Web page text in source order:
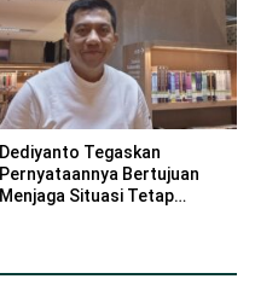
Dediyanto Tegaskan
Pernyataannya Bertujuan
Menjaga Situasi Tetap